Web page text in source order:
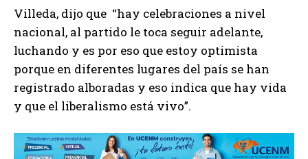
Villeda, dijo que “hay celebraciones a nivel
nacional, al partido le toca seguir adelante,
luchando y es por eso que estoy optimista
porque en diferentes lugares del país se han
registrado alboradas y eso indica que hay vida
y que el liberalismo está vivo”.